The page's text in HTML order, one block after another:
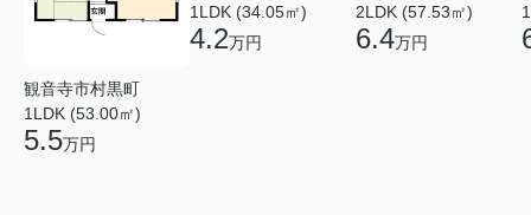
観音寺市村黒町
1LDK (53.00㎡)
5.5万円
1LDK (34.05㎡)
4.2万円
2LDK (57.53㎡)
6.4万円